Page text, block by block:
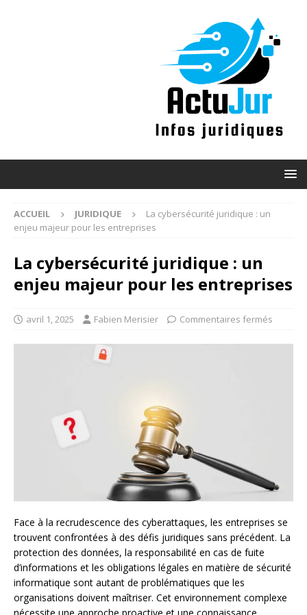
ACCUEIL JURIDIQUE
La cybersécurité juridique : un
enjeu majeur pour les entreprises
La cybersécurité juridique : un
enjeu majeur pour les entreprises
avril 1, 2025 Fabien Merisier Commentaires fermés
Face à la recrudescence des cyberattaques, les entreprises se
trouvent confrontées à des défis juridiques sans précédent. La
protection des données, la responsabilité en cas de fuite
d’informations et les obligations légales en matière de sécurité
informatique sont autant de problématiques que les
organisations doivent maîtriser. Cet environnement complexe
nécessite une approche proactive et une connaissance